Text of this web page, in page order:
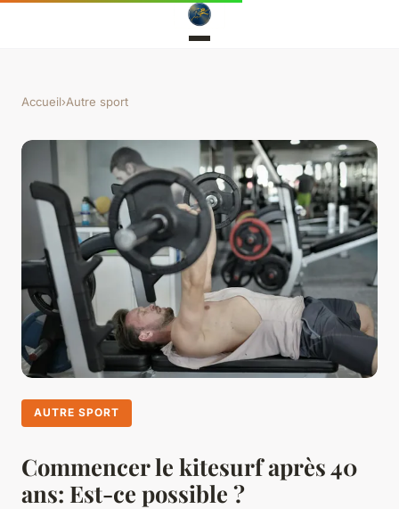
Accueil›Autre sport
AUTRE SPORT
Commencer le kitesurf après 40
ans: Est-ce possible ?